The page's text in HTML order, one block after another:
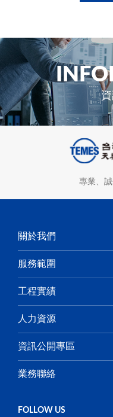
專業、
關於我們
服務範圍
工程實績
人力資源
資訊公開專區
業務聯絡